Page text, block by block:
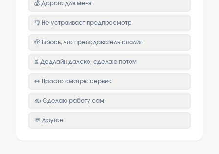
💰 Дорого для меня
👎 Не устраивает предпросмотр
🫣 Боюсь, что преподаватель спалит
⏳ Дедлайн далеко, сделаю потом
👀 Просто смотрю сервис
✍️ Сделаю работу сам
💬 Другое